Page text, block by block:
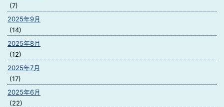
(7)
2025年9月
(14)
2025年8月
(12)
2025年7月
(17)
2025年6月
(22)